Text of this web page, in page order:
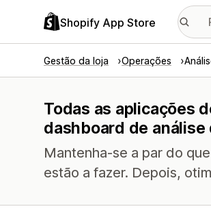
Shopify App Store
Gestão da loja Operações
Todas as aplicações
dashboard de análise
Mantenha-se a par do
estão a fazer. Depois,